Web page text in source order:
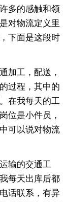
多的感触和领
对物流定义里
下面是这段时
加工，配送，
过程，其中的
在我每天的工
位是小件员，
可以说对物流
输的交通工
每天出库后都
话联系，有异